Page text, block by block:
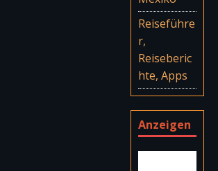
Reiseführe
r,
Reiseberic
hte, Apps
Anzeigen